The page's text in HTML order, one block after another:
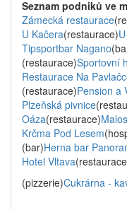
Seznam podniků ve
Zámecká restaurace
U Kačera(restaurace)
Tipsportbar Nagano
(restaurace)Sportovní
Restaurace Na
(restaurace)Pension a
Plzeňská pivnice
Oáza(restaurace)
Krčma Pod Lesem
(bar)Herna bar
Hotel Vltava
(pizzerie)Cukrárna -